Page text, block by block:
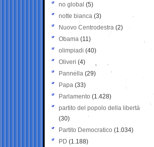
no global (5)
notte bianca (3)
Nuovo Centrodestra (2)
Obama (11)
olimpiadi (40)
Oliveri (4)
Pannella (29)
Papa (33)
Parlamento (1.428)
partito del popolo della libertà
(30)
Partito Democratico (1.034)
PD (1.188)